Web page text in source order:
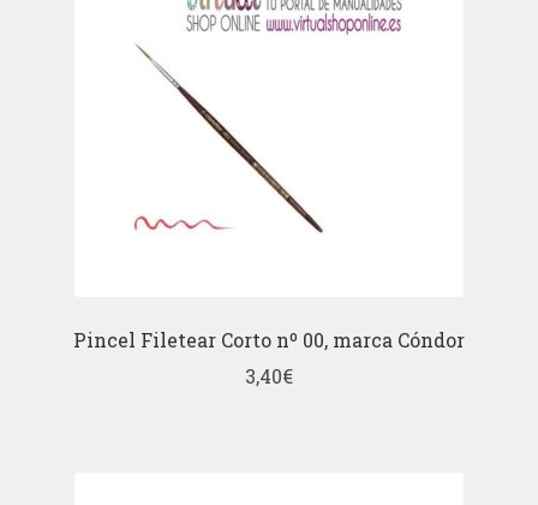
Pincel Filetear Corto nº 00, marca Cóndor
3,40€